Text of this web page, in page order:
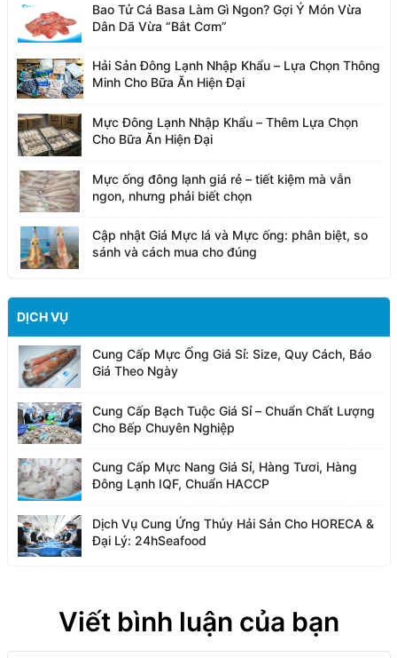
Bao Tử Cá Basa Làm Gì Ngon? Gợi Ý Món Vừa
Dân Dã Vừa “Bắt Cơm”
Hải Sản Đông Lạnh Nhập Khẩu – Lựa Chọn Thông
Minh Cho Bữa Ăn Hiện Đại
Mực Đông Lạnh Nhập Khẩu – Thêm Lựa Chọn
Cho Bữa Ăn Hiện Đại
Mực ống đông lạnh giá rẻ – tiết kiệm mà vẫn
ngon, nhưng phải biết chọn
Cập nhật Giá Mực lá và Mực ống: phân biệt, so
sánh và cách mua cho đúng
DỊCH VỤ
Cung Cấp Mực Ống Giá Sỉ: Size, Quy Cách, Báo
Giá Theo Ngày
Cung Cấp Bạch Tuộc Giá Sỉ – Chuẩn Chất Lượng
Cho Bếp Chuyên Nghiệp
Cung Cấp Mực Nang Giá Sỉ, Hàng Tươi, Hàng
Đông Lạnh IQF, Chuẩn HACCP
Dịch Vụ Cung Ứng Thủy Hải Sản Cho HORECA &
Đại Lý: 24hSeafood
Viết bình luận của bạn